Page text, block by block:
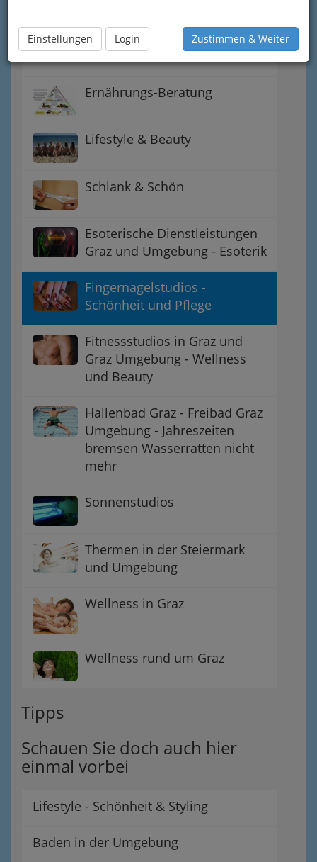
Einstellungen Login Zustimmen & Weiter
Friseure Graz und
Friseurinnen - perfekte
Frisuren
Ernährungs-Beratung
Lifestyle & Beauty
Schlank & Schön
Esoterische Dienstleistungen
Graz und Umgebung - Esoterik
Fingernagelstudios -
Schönheit und Pflege
Fitnessstudios in Graz und
Graz Umgebung - Wellness
und Beauty
Hallenbad Graz - Freibad Graz
Umgebung - Jahreszeiten
bremsen Wasserratten nicht
mehr
Sonnenstudios
Thermen in der Steiermark
und Umgebung
Wellness in Graz
Wellness rund um Graz
Tipps
Schauen Sie doch auch hier
einmal vorbei
Lifestyle - Schönheit & Styling
Baden in der Umgebung